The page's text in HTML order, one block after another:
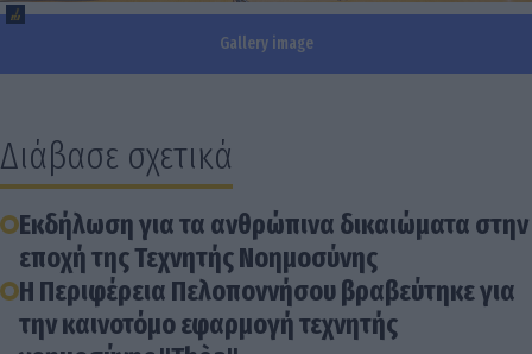
Gallery image
Διάβασε σχετικά
Εκδήλωση για τα ανθρώπινα δικαιώματα στην
εποχή της Τεχνητής Νοημοσύνης
Η Περιφέρεια Πελοποννήσου βραβεύτηκε για
την καινοτόμο εφαρμογή τεχνητής